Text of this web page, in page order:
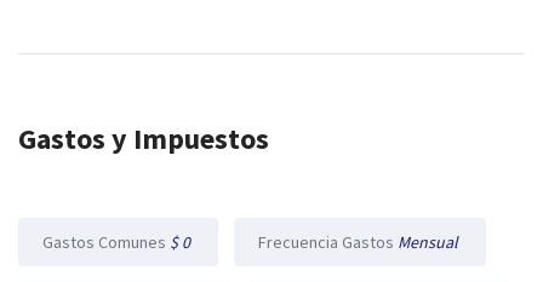
Gastos y Impuestos
Gastos Comunes $ 0 Frecuencia Gastos Mensual